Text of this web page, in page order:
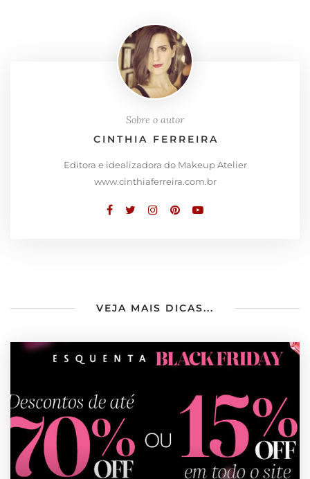
Sobre o autor
CINTHIA FERREIRA
Editora e idealizadora do Makeup Atelier
www.cinthiaferreira.com.br
VEJA MAIS DICAS...